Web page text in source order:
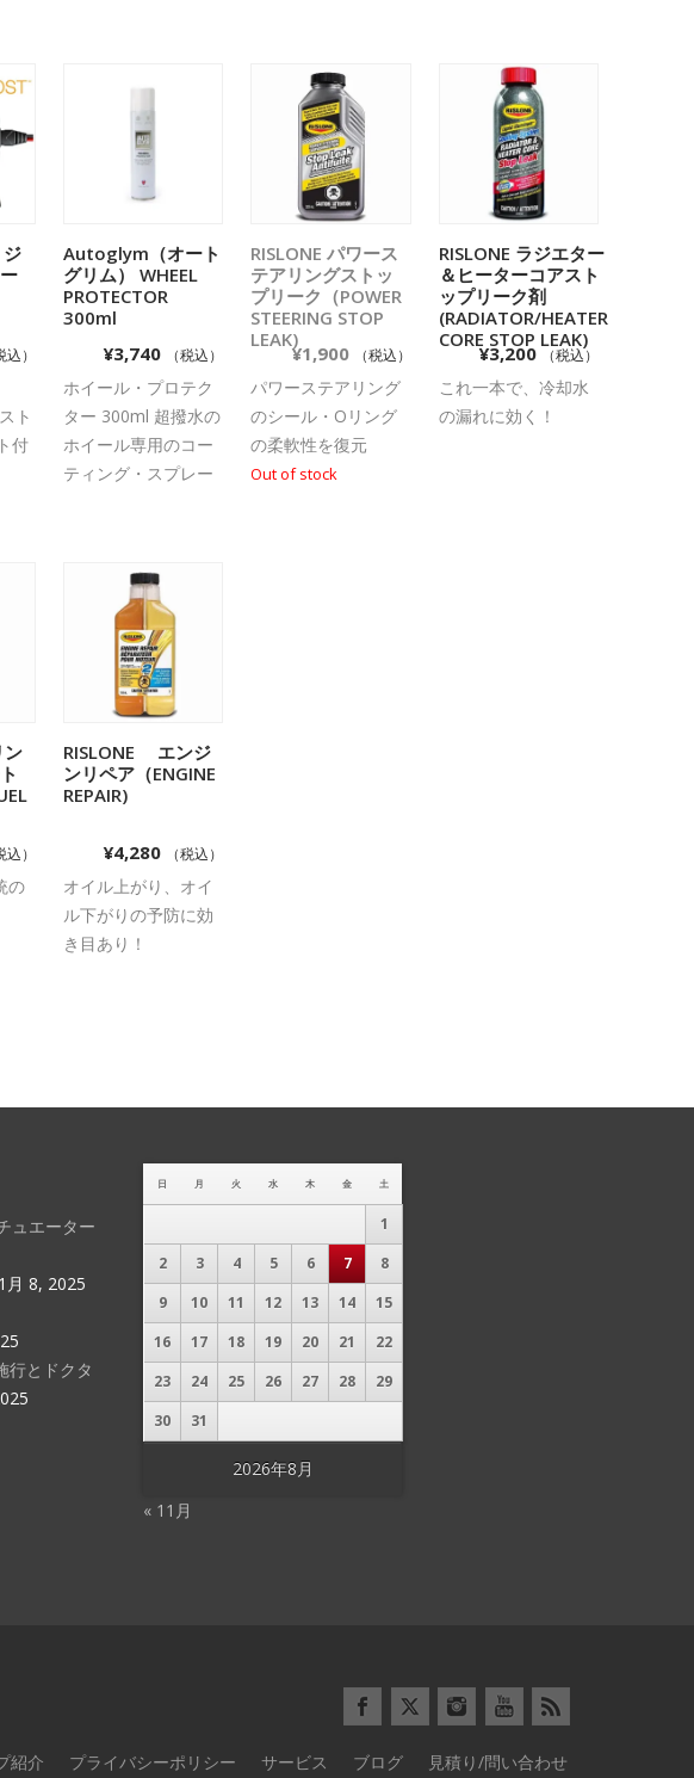
込）
ト
付
お買い物カゴに
追加
Autoglym（オート
グリム） WHEEL
PROTECTOR
300ml
¥3,740 （税込）
ホイール・プロテク
ター 300ml 超撥水の
ホイール専用のコー
ティング・スプレー
続きを読む
RISLONE パワース
テアリングストッ
プリーク（POWER
STEERING STOP
LEAK)
¥1,900 （税込）
パワーステアリング
のシール・Oリング
の柔軟性を復元
Out of stock
お買い物カゴに
追加
RISLONE ラジエター
＆ヒーターコアスト
ップリーク剤
(RADIATOR/HEATER
CORE STOP LEAK)
¥3,200 （税込）
これ一本で、冷却水
の漏れに効く！
ン
込）
の
お買い物カゴに
RISLONE エンジ
ンリペア（ENGINE
REPAIR)
¥4,280 （税込）
オイル上がり、オイ
ル下がりの予防に効
き目あり！
ュエーター
月 8, 2025
行とドクタ
2026年8月
日 月 火 水 木 金 土
1
2
3 4 5 6 7
8
9
10 11 12 13 14
15
16
17 18 19 20 21
22
23
24 25 26 27 28
29
30
31
« 11月
紹介 プライバシーポリシー サービス ブログ 見積り/問い合わせ